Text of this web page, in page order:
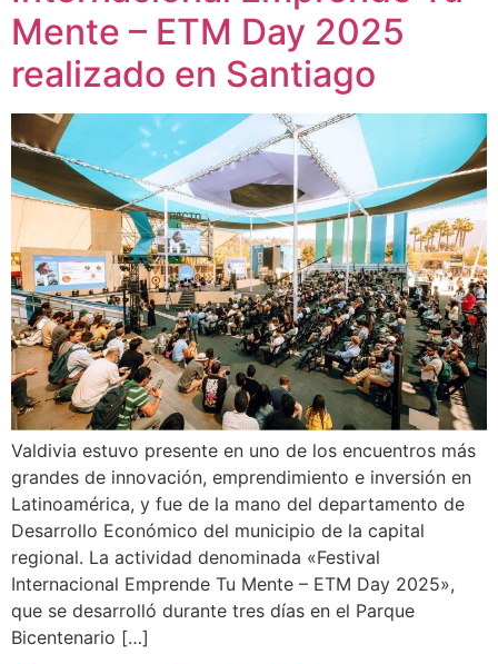
Mente – ETM Day 2025
realizado en Santiago
Valdivia estuvo presente en uno de los encuentros más
grandes de innovación, emprendimiento e inversión en
Latinoamérica, y fue de la mano del departamento de
Desarrollo Económico del municipio de la capital
regional. La actividad denominada «Festival
Internacional Emprende Tu Mente – ETM Day 2025»,
que se desarrolló durante tres días en el Parque
Bicentenario […]